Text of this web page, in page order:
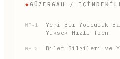
◆ GÜZERGAH /
WP-1
Yeni Bir Yolculuk
Yüksek Hızlı Tren
WP-2 Bilet Bilgileri ve